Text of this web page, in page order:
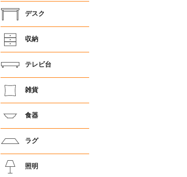
デスク
収納
テレビ台
雑貨
食器
ラグ
照明